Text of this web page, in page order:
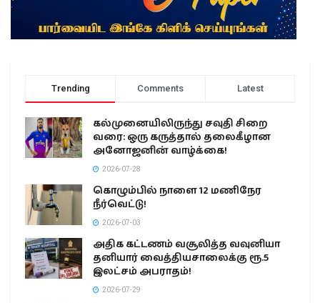
Trending Comments Latest
கல்முனையிலிருந்து சவுதி சிறை
வரை: ஒரு கருத்தால் தலைகீழான
அனோஜனின் வாழ்க்கை!
2026-07-28
கொழும்பில் நாளை 12 மணிநேர
நீர்வெட்டு!
2026-07-03
அதிக கட்டணம் வசூலித்த வவுனியா
தனியார் வைத்தியசாலைக்கு ரூ.5
இலட்சம் அபராதம்!
2026-07-29